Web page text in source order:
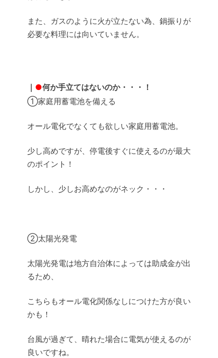
また、ガスのように火が立たない為、鍋振りが
必要な料理には向いていません。
｜ ●何か手立てはないのか・・・！
①家庭用蓄電池を備える
オール電化でなくても欲しい家庭用蓄電池。
少し高めですが、停電後すぐに使えるのが最大
のポイント！
しかし、少しお高めなのがネック・・・
②太陽光発電
太陽光発電は地方自治体によっては助成金が出
るため、
こちらもオール電化関係なしにつけた方が良い
かも！
台風が過ぎて、晴れた場合に電気が使えるのが
良いですね。